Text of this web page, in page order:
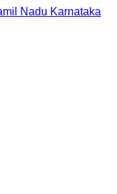
Nadu Karnataka